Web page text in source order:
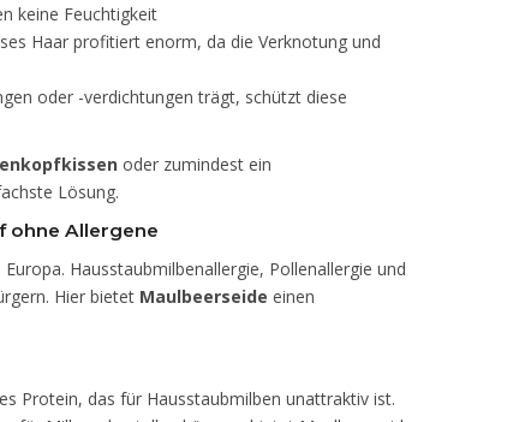
keine Feuchtigkeit
Haar profitiert enorm, da die Verknotung und
oder -verdichtungen trägt, schützt diese
oder zumindest ein
Lösung.
ohne Allergene
Hausstaubmilbenallergie, Pollenallergie und
Hier bietet Maulbeerseide einen
Protein, das für Hausstaubmilben unattraktiv ist.